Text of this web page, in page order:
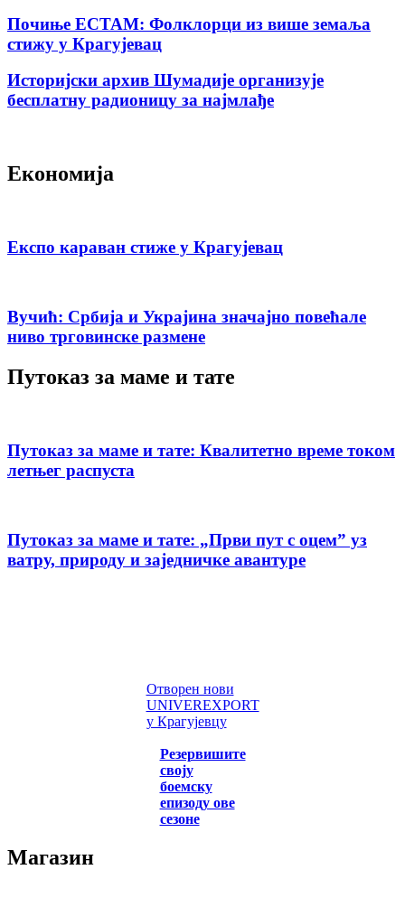
Почиње ЕСТАМ: Фолклорци из више земаља
стижу у Крагујевац
Историјски архив Шумадије организује
бесплатну радионицу за најмлађе
Економија
Експо караван стиже у Крагујевац
Вучић: Србија и Украјина значајно повећале
ниво трговинске размене
Путоказ за маме и тате
Путоказ за маме и тате: Квалитетно време током
летњег распуста
Путоказ за маме и тате: „Први пут с оцемˮ уз
ватру, природу и заједничке авантуре
Отворен нови
UNIVEREXPORT
у Крагујевцу
Резервишите
своју
боемску
епизоду ове
сезоне
Магазин